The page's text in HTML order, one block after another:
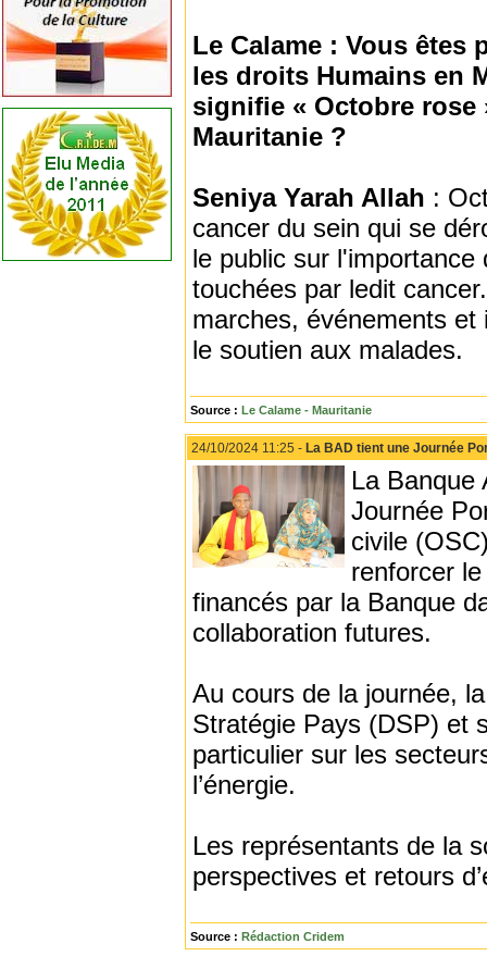
Le Calame : Vous êtes
les droits Humains en
signifie « Octobre rose
Mauritanie ?
Seniya Yarah Allah :
cancer du sein qui se
le public sur
touchées par ledit
marches, événements
le soutien aux malades.
Source : Le Calame - Mauritanie
24/10/2024 11:25 - La BAD tient une Journée
La Banque
Journée
civile
renforcer
financés par la Banque
collaboration futures.
Au cours de la journée,
Stratégie Pays (DSP) et
particulier sur les
l’énergie.
Les représentants de la
perspectives et retours
Source : Rédaction Cridem